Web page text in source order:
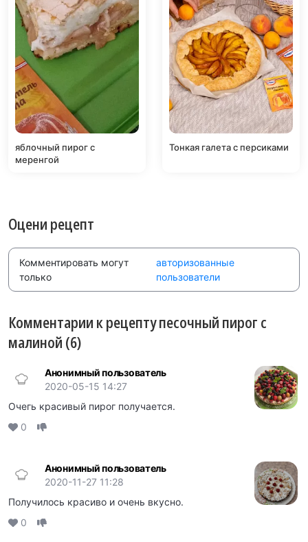
яблочный пирог с
меренгой
Тонкая галета с персиками
Оцени рецепт
Комментировать могут
только
авторизованные
пользователи
Комментарии к рецепту песочный пирог с
малиной (6)
Анонимный пользователь
2020-05-15 14:27
Очегь красивый пирог получается.
0
Анонимный пользователь
2020-11-27 11:28
Получилось красиво и очень вкусно.
0